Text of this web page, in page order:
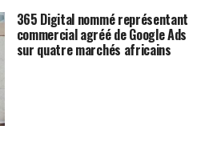
365 Digital nommé représentant
commercial agréé de Google Ads
sur quatre marchés africains